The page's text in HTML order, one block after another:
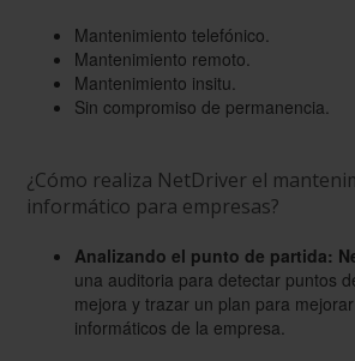
Mantenimiento telefónico.
Mantenimiento remoto.
Mantenimiento insitu.
Sin compromiso de permanencia.
¿Cómo realiza NetDriver el
informático para empresas?
Analizando el punto de partida:
una auditoria para detectar puntos
mejora y trazar un plan para
informáticos de la empresa.